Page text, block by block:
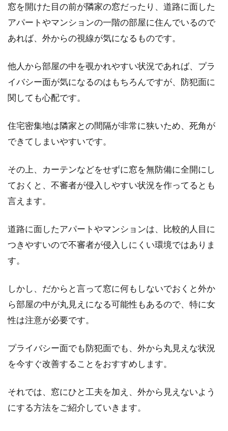
布団に掃除機をかけると出る白い粉
の正体は？掃除機のかけ方
賃貸物件で生活している人は原状回復義務があ
るため、なるべく部屋を綺麗に保つ心がけが必
窓にプラスアルファの効果!ガラスフ
ガラスフィルムは、窓ガラスに貼ることで、い
ろいろな効果が得られるフィルムのことです。
アパートの一階でも安心！防犯グッ
アパートの一階に入居する際に気になるのが、
防犯面と言う方は多いのではないでしょうか。
確かに、ど...
窓が閉まらないのは家の歪みが原
窓の開閉時、「窓が開けにくい」「閉まりにく
窓を開けた目の前が隣家の窓だったり、道路に面した
アパートやマンションの一階の部屋に住んでいるので
あれば、外からの視線が気になるものです。
他人から部屋の中を覗かれやすい状況であれば、プラ
イバシー面が気になるのはもちろんですが、防犯面に
関しても心配です。
住宅密集地は隣家との間隔が非常に狭いため、死角が
できてしまいやすいです。
その上、カーテンなどをせずに窓を無防備に全開にし
ておくと、不審者が侵入しやすい状況を作ってるとも
言えます。
道路に面したアパートやマンションは、比較的人目に
つきやすいので不審者が侵入しにくい環境ではありま
す。
しかし、だからと言って窓に何もしないでおくと外か
ら部屋の中が丸見えになる可能性もあるので、特に女
性は注意が必要です。
プライバシー面でも防犯面でも、外から丸見えな状況
を今すぐ改善することをおすすめします。
それでは、窓にひと工夫を加え、外から見えないよう
にする方法をご紹介していきます。